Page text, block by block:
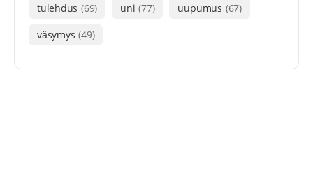
tulehdus (69) uni (77) uupumus (67)
väsymys (49)